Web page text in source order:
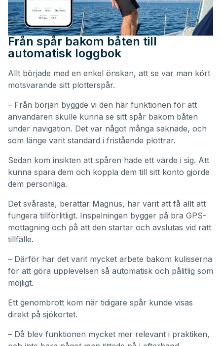
Från spår bakom båten till
automatisk loggbok
Allt började med en enkel önskan, att se var man kört
motsvarande sitt plotterspår.
– Från början byggde vi den här funktionen för att
användaren skulle kunna se sitt spår bakom båten
under navigation. Det var något många saknade, och
som länge varit standard i fristående plottrar.
Sedan kom insikten att spåren hade ett värde i sig. Att
kunna spara dem och koppla dem till sitt konto gjorde
dem personliga.
Det svåraste, berättar Magnus, har varit att få allt att
fungera tillförlitligt. Inspelningen bygger på bra GPS-
mottagning och på att den startar och avslutas vid rätt
tillfälle.
– Därför har det varit mycket arbete bakom kulisserna
för att göra upplevelsen så automatisk och pålitlig som
möjligt.
Ett genombrott kom när tidigare spår kunde visas
direkt på sjökortet.
– Då blev funktionen mycket mer relevant i praktiken,